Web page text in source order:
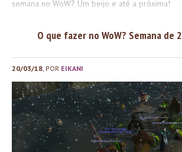
semana no WoW? Um beijo e até a próxima!
O que fazer no WoW? Semana de
20/03/18 , POR EIKANI